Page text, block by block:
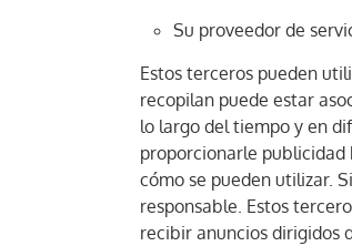
Su proveedor de
Estos terceros pueden
recopilan puede estar
lo largo del tiempo y en
proporcionarle publicidad
cómo se pueden utilizar.
responsable. Estos
recibir anuncios dirigidos